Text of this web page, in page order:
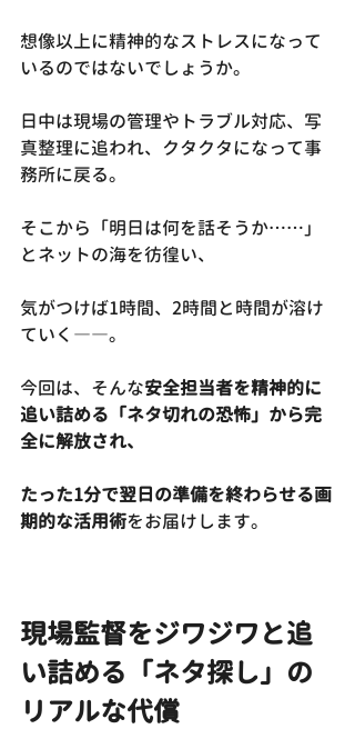
想像以上に精神的なストレスになって
いるのではないでしょうか。
日中は現場の管理やトラブル対応、写
真整理に追われ、クタクタになって事
務所に戻る。
そこから「明日は何を話そうか……」
とネットの海を彷徨い、
気がつけば1時間、2時間と時間が溶け
ていく――。
今回は、そんな安全担当者を精神的に
追い詰める「ネタ切れの恐怖」から完
全に解放され、
たった1分で翌日の準備を終わらせる画
期的な活用術をお届けします。
現場監督をジワジワと追
い詰める「ネタ探し」の
リアルな代償